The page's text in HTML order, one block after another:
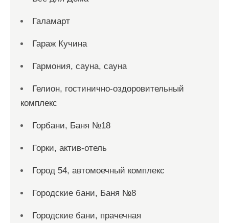
Галамарт
Гараж Кучина
Гармония, сауна, сауна
Гелион, гостинично-оздоровительный
комплекс
Горбани, Баня №18
Горки, актив-отель
Город 54, автомоечный комплекс
Городские бани, Баня №8
Городские бани, прачечная